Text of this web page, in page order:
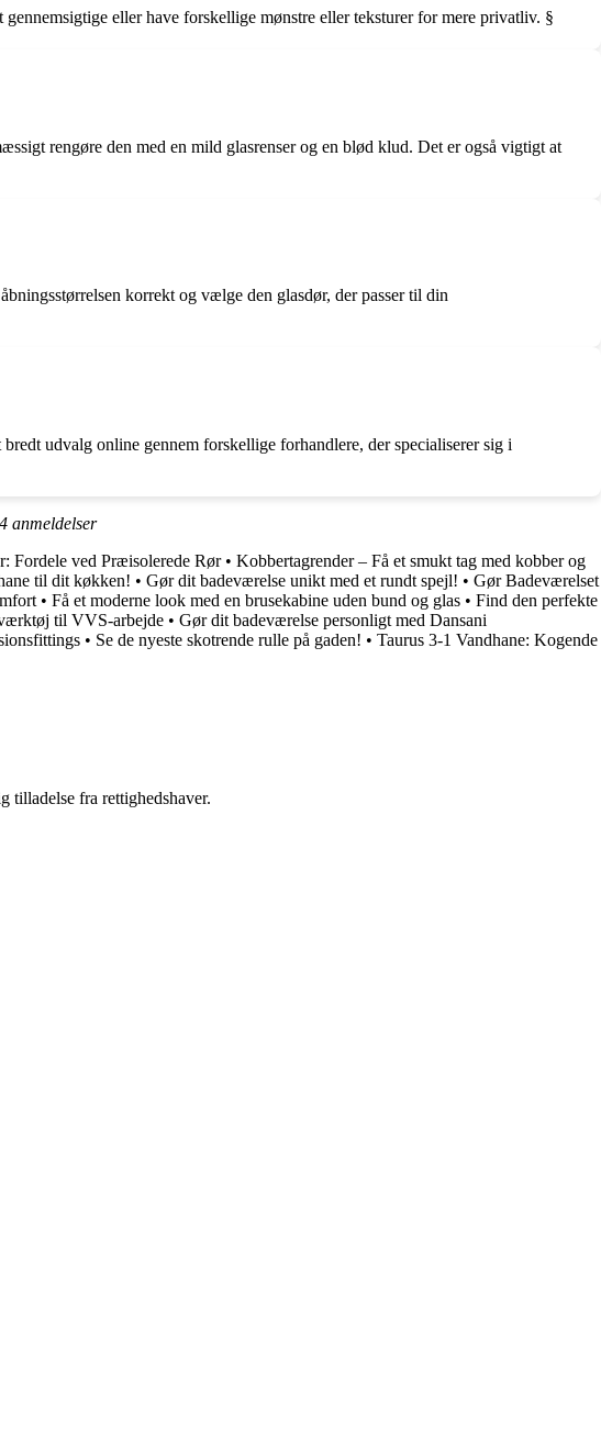
eller have forskellige mønstre eller teksturer for mere privatliv. §
rengøre den med en mild glasrenser og en blød klud. Det er også vigtigt at
korrekt og vælge den glasdør, der passer til din
udvalg online gennem forskellige forhandlere, der specialiserer sig i
anmeldelser
Fordele ved Præisolerede Rør• Kobbertagrender – Få et smukt tag med kobber og
til dit køkken! • Gør dit badeværelse unikt med et rundt spejl! • Gør Badeværelset
• Få et moderne look med en brusekabine uden bund og glas • Find den perfekte
til VVS-arbejde • Gør dit badeværelse personligt med Dansani
• Se de nyeste skotrende rulle på gaden! • Taurus 3-1 Vandhane: Kogende
tilladelse fra rettighedshaver.